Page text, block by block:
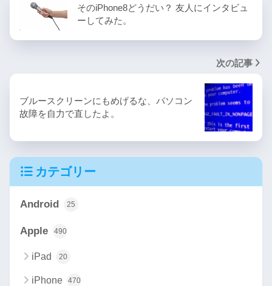
そのiPhone8どうだい？ 友人にインタビュ
ーしてみた。
次の記事
ブルースクリーンにもめげるな、パソコン
故障を自力で直したよ。
カテゴリー
Android 25
Apple 490
iPad 20
iPhone 470